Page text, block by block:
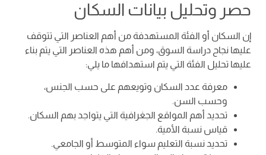
حصر وتحليل بيانات السكان
إن السكان أو الفئة المستهدفة من أهم العناصر التي تتوقف
عليها نجاح دراسة السوق، ومن أهم هذه العناصر التي يتم بناء
عليها تحليل الفئة التي يتم استهدافها ما يلي:
معرفة عدد السكان وتويعهم على حسب الجنس،
وحسب السن.
تحديد أهم المواقع الجغرافية التي يتواجد بهم السكان.
قياس نسبة الأمية.
تحديد نسبة التعليم سواء المتوسط أو الجامعي.